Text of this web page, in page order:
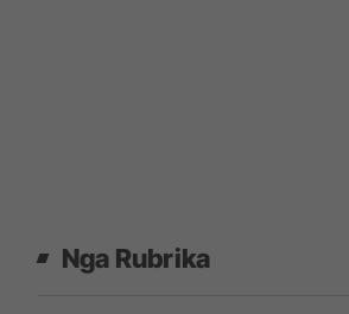
Nga Rubrika